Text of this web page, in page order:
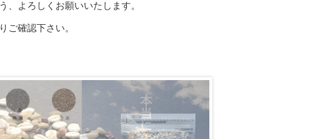
、よろしくお願いいたします。
ご確認下さい。